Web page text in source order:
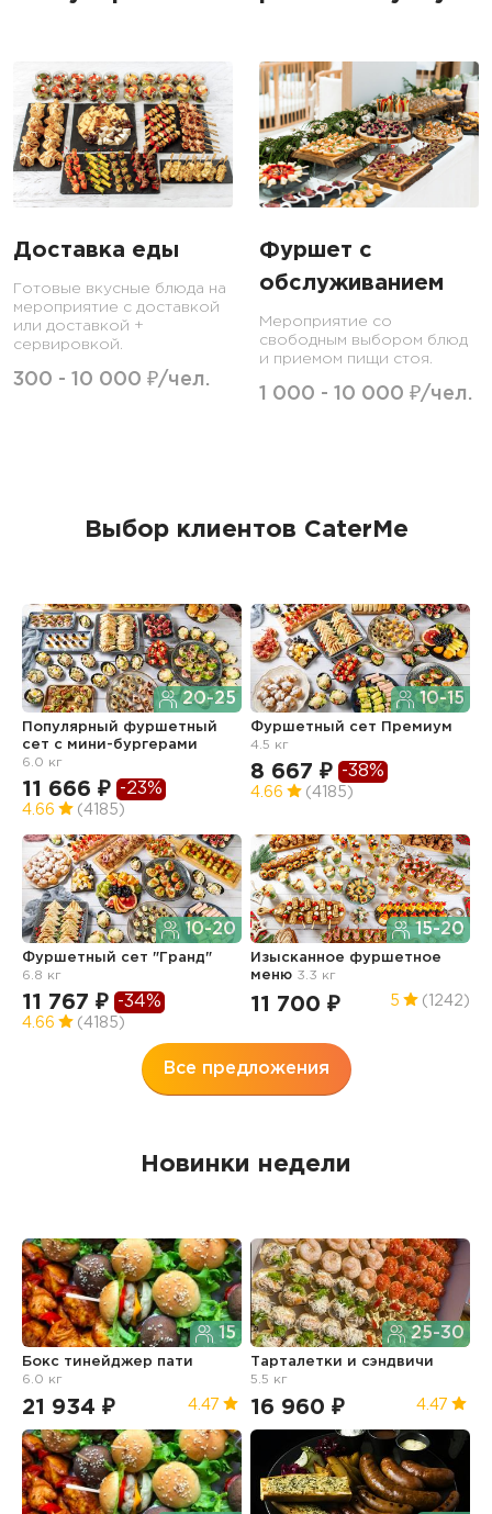
Доставка еды
Готовые вкусные блюда на
мероприятие с доставкой
или доставкой +
сервировкой.
300 - 10 000 ₽/чел.
Фуршет с
обслуживанием
Мероприятие со
свободным выбором блюд
и приемом пищи стоя.
1 000 - 10 000 ₽/чел.
Выбор клиентов CaterMe
20-25
Популярный фуршетный
сет c мини-бургерами
6.0 кг
11 666 ₽ -23%
4.66 (4185)
10-15
Фуршетный сет Премиум
4.5 кг
8 667 ₽ -38%
4.66 (4185)
10-20
Фуршетный сет "Гранд"
6.8 кг
11 767 ₽ -34%
4.66 (4185)
15-20
Изысканное фуршетное
меню 3.3 кг
11 700 ₽ 5 (1242)
Все предложения
Новинки недели
15
Бокс тинейджер пати
6.0 кг
21 934 ₽ 4.47
25-30
Тарталетки и сэндвичи
5.5 кг
16 960 ₽ 4.47